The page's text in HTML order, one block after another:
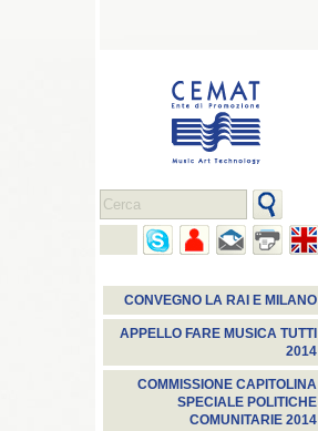
CONVEGNO LA RAI E MILANO
APPELLO FARE MUSICA TUTTI
2014
COMMISSIONE CAPITOLINA
SPECIALE POLITICHE
COMUNITARIE 2014